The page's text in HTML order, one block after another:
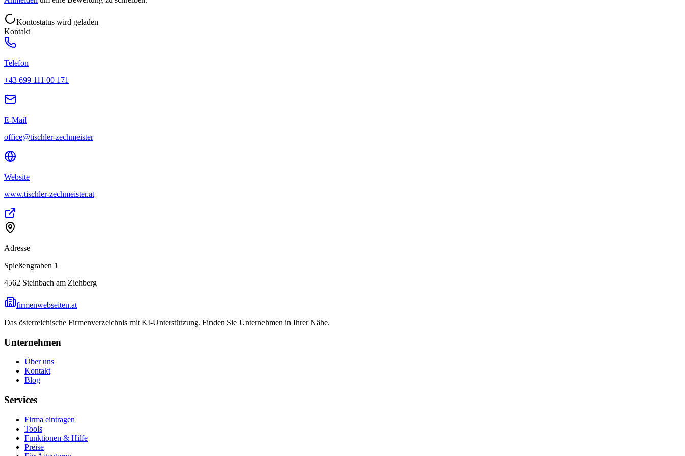
Kontostatus wird geladen
Kontakt
Telefon
+43 699 111 00 171
E-Mail
office@tischler-zechmeister
Website
www.tischler-zechmeister.at
Adresse
Spießengraben 1
4562 Steinbach am Ziehberg
firmenwebseiten.at
Das österreichische Firmenverzeichnis mit KI-Unterstützung. Finden Sie Unternehmen in Ihrer Nähe.
Unternehmen
Über uns
Kontakt
Blog
Services
Firma eintragen
Tools
Funktionen & Hilfe
Preise